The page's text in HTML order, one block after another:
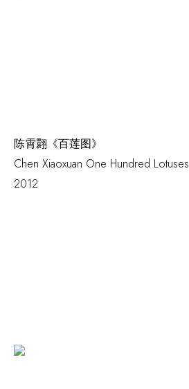
陈霄翾《百莲图》
Chen Xiaoxuan One Hundred Lotuses
2012